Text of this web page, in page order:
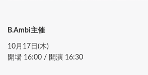
B.Ambi主催
10月17日(木)
開場 16:00 / 開演 16:30